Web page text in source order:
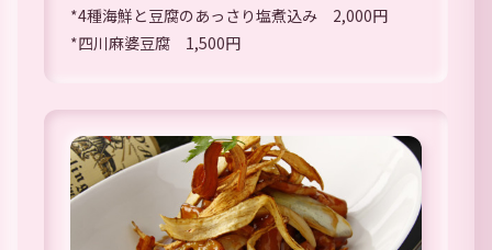
*4種海鮮と豆腐のあっさり塩煮込み 2,000円
*四川麻婆豆腐 1,500円